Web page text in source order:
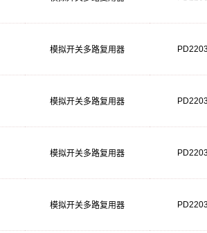
模拟开关多路复用器
模拟开关多路复用器
模拟开关多路复用器
模拟开关多路复用器